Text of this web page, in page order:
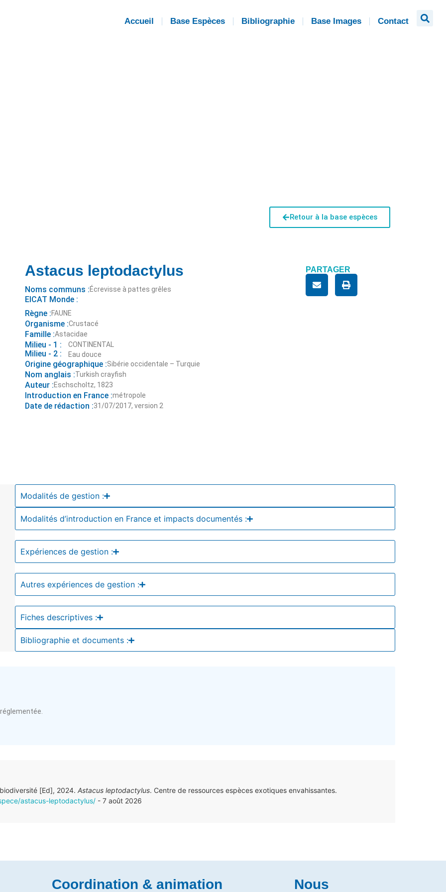
Accueil Base Espèces Bibliographie Base Images Contact
Retour à la base espèces
Astacus leptodactylus
Noms communs :Écrevisse à pattes grêles
EICAT Monde :
Règne :FAUNE
Organisme :Crustacé
Famille :Astacidae
Milieu - 1 : CONTINENTAL
Milieu - 2 : Eau douce
Origine géographique :Sibérie occidentale – Turquie
Nom anglais :Turkish crayfish
Auteur :Eschscholtz, 1823
Introduction en France :métropole
Date de rédaction :31/07/2017, version 2
PARTAGER
Modalités de gestion :
Modalités d’introduction en France et impacts documentés :
Expériences de gestion :
Autres expériences de gestion :
Fiches descriptives :
Bibliographie et documents :
[Ed], 2024. Astacus leptodactylus. Centre de ressources espèces exotiques envahissantes.
astacus-leptodactylus/ - 7 août 2026
Coordination & animation
Nous